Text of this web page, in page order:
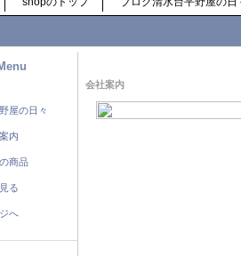
屋の日々
内
商品
る
へ
会社案内